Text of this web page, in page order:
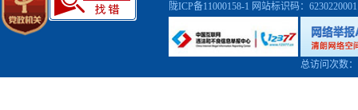
陇ICP备11000158-1 网站标识码：
总访问次数：